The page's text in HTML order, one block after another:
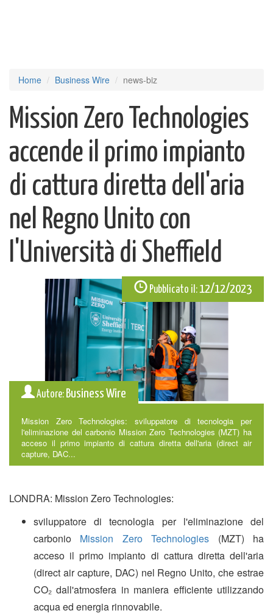
Home Business Wire news-biz
Mission Zero Technologies
accende il primo impianto
di cattura diretta dell'aria
nel Regno Unito con
l'Università di Sheffield
Pubblicato il:12/12/2023
Autore: Business Wire
Mission Zero Technologies: sviluppatore di tecnologia per
l'eliminazione del carbonio Mission Zero Technologies (MZT) ha
acceso il primo impianto di cattura diretta dell'aria (direct air
capture, DAC...
LONDRA: Mission Zero Technologies:
sviluppatore di tecnologia per l'eliminazione del
carbonio Mission Zero Technologies (MZT) ha
acceso il primo impianto di cattura diretta dell'aria
(direct air capture, DAC) nel Regno Unito, che estrae
CO₂ dall'atmosfera in maniera efficiente utilizzando
acqua ed energia rinnovabile.